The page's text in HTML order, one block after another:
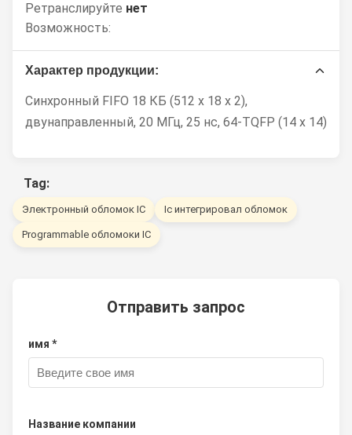
Ретранслируйте
Возможность:
нет
Характер продукции:
Синхронный FIFO 18 КБ (512 x 18 x 2),
двунаправленный, 20 МГц, 25 нс, 64-TQFP (14 x 14)
Tag:
Электронный обломок IC Ic интегрировал обломок
Programmable обломоки IC
Отправить запрос
имя *
Название компании